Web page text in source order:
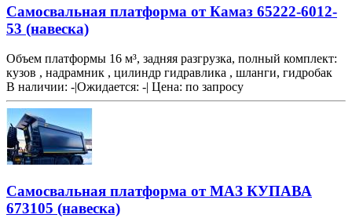
Самосвальная платформа от Камаз 65222-6012-
53 (навеска)
Объем платформы 16 м³, задняя разгрузка, полный комплект:
кузов , надрамник , цилиндр гидравлика , шланги, гидробак
В наличии: -|Ожидается: -| Цена: по запросу
Самосвальная платформа от МАЗ КУПАВА
673105 (навеска)